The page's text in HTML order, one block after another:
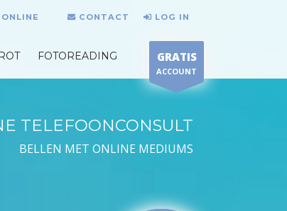
CONTACT LOG IN
FOTOREADING GRATIS
ACCOUNT
TELEFOONCONSULT
BELLEN MET ONLINE MEDIUMS